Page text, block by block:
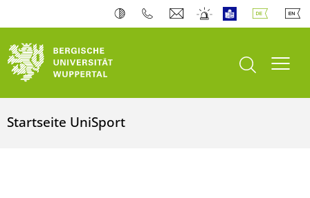
Suche öffnen
Startseite UniSport